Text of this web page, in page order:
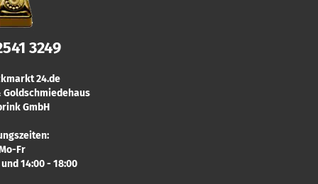
3249
24.de
Goldschmiedehaus
GmbH
Fr
14:00 - 18:00